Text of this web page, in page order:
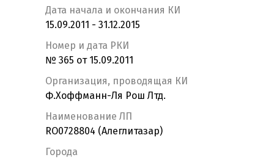
Дата начала и окончания КИ
15.09.2011 - 31.12.2015
Номер и дата РКИ
№ 365 от 15.09.2011
Организация, проводящая КИ
Ф.Хоффманн-Ля Рош Лтд.
Наименование ЛП
RO0728804 (Алеглитазар)
Города